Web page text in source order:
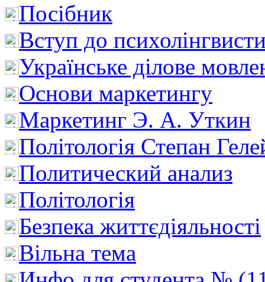
Посібник
Вступ до
Українське ділове
Основи маркетингу
Маркетинг Э. А. Уткин
Політологія Степан
Политический анализ
Політологія
Безпека життєдіяльності
Вільна тема